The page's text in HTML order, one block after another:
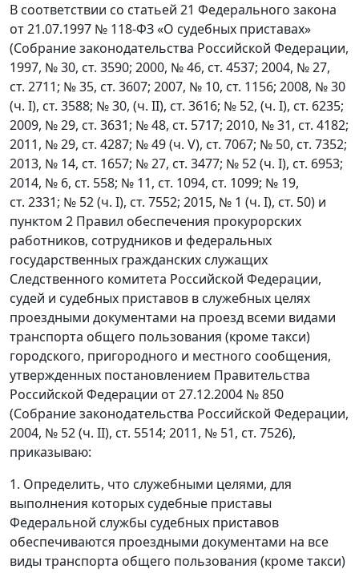
В соответствии со статьей 21 Федерального закона
от 21.07.1997 № 118-ФЗ «О судебных приставах»
(Собрание законодательства Российской Федерации,
1997, № 30, ст. 3590; 2000, № 46, ст. 4537; 2004, № 27,
ст. 2711; № 35, ст. 3607; 2007, № 10, ст. 1156; 2008, № 30
(ч. I), ст. 3588; № 30, (ч. II), ст. 3616; № 52, (ч. I), ст. 6235;
2009, № 29, ст. 3631; № 48, ст. 5717; 2010, № 31, ст. 4182;
2011, № 29, ст. 4287; № 49 (ч. V), ст. 7067; № 50, ст. 7352;
2013, № 14, ст. 1657; № 27, ст. 3477; № 52 (ч. I), ст. 6953;
2014, № 6, ст. 558; № 11, ст. 1094, ст. 1099; № 19,
ст. 2331; № 52 (ч. I), ст. 7552; 2015, № 1 (ч. I), ст. 50) и
пунктом 2 Правил обеспечения прокурорских
работников, сотрудников и федеральных
государственных гражданских служащих
Следственного комитета Российской Федерации,
судей и судебных приставов в служебных целях
проездными документами на проезд всеми видами
транспорта общего пользования (кроме такси)
городского, пригородного и местного сообщения,
утвержденных постановлением Правительства
Российской Федерации от 27.12.2004 № 850
(Собрание законодательства Российской Федерации,
2004, № 52 (ч. II), ст. 5514; 2011, № 51, ст. 7526),
приказываю:
1. Определить, что служебными целями, для
выполнения которых судебные приставы
Федеральной службы судебных приставов
обеспечиваются проездными документами на все
виды транспорта общего пользования (кроме такси)